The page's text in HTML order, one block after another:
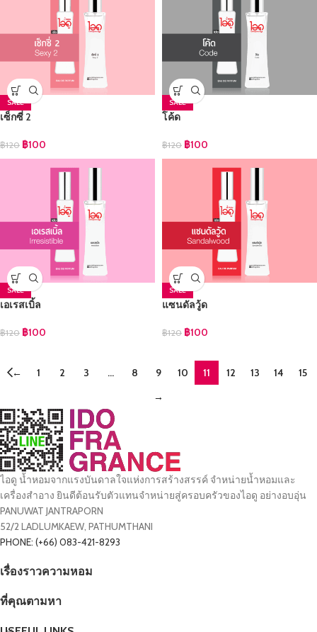
SALE
เซ็กซี่ 2
฿120 ฿100
SALE
โค้ด
฿120 ฿100
SALE
เอเรสเบิ้ล
฿120 ฿100
SALE
แซนดัลวู้ด
฿120 ฿100
← 1 2 3 … 8 9 10 11 12 13 14
15
→
ไอดู น้ำหอมจากแรงบันดาลใจแห่งการสร้างสรรค์ จำหน่ายน้ำหอมและ
เครื่องสำอาง ยินดีต้อนรับตัวแทนจำหน่ายสู่ครอบครัวของไอดู อย่างอบอุ่น
PANUWAT JANTRAPORN
52/2 LADLUMKAEW, PATHUMTHANI
PHONE: (+66) 083-421-8293
เรื่องราวความหอม
ที่คุณตามหา